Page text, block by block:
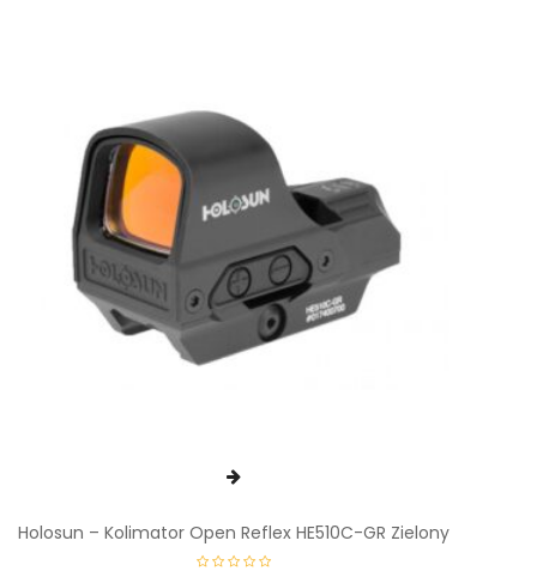
Holosun – Kolimator Open Reflex HE510C-GR Zielony